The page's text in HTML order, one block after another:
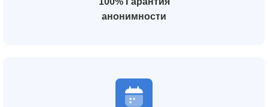
анонимности